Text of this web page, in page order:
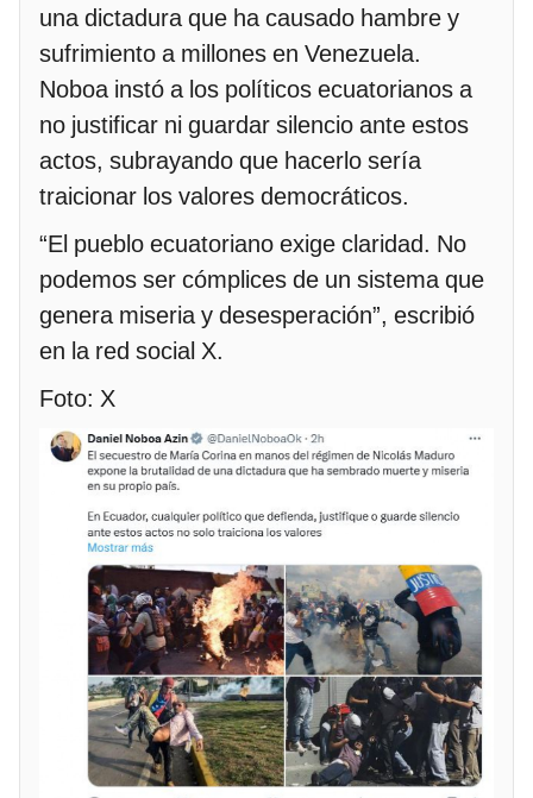
una dictadura que ha causado hambre y
sufrimiento a millones en Venezuela.
Noboa instó a los políticos ecuatorianos a
no justificar ni guardar silencio ante estos
actos, subrayando que hacerlo sería
traicionar los valores democráticos.
“El pueblo ecuatoriano exige claridad. No
podemos ser cómplices de un sistema que
genera miseria y desesperación”, escribió
en la red social X.
Foto: X